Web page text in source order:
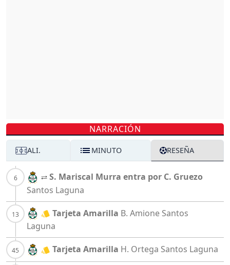
NARRACIÓN
ALI. MINUTO RESEÑA
S. Mariscal Murra entra por C. Gruezo
Santos Laguna
Tarjeta Amarilla B. Amione Santos
Laguna
Tarjeta Amarilla H. Ortega Santos Laguna